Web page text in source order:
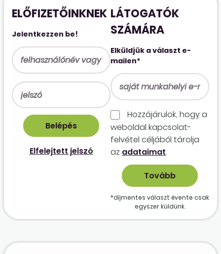
ELŐFIZETŐINKNEK
Jelentkezzen be!
Elfelejtett jelszó
LÁTOGATÓK
SZÁMÁRA
Elküldjük a választ e-
mailen*
Hozzájárulok, hogy a
weboldal kapcso­lat­
felvétel céljából tárolja
az adataimat.
*díjmentes választ évente csak
egyszer küldünk.